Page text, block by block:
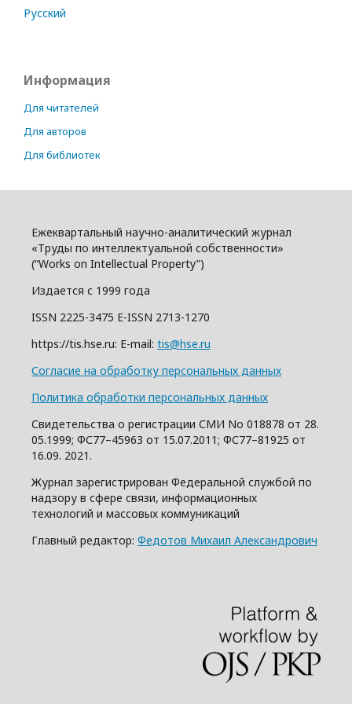
Русский
Информация
Для читателей
Для авторов
Для библиотек
Ежеквартальный научно-аналитический журнал
«Труды по интеллектуальной собственности»
(“Works on Intellectual Property”)
Издается с 1999 года
ISSN 2225-3475 E-ISSN 2713-1270
https://tis.hse.ru: E-mail: tis@hse.ru
Согласие на обработку персональных данных
Политика обработки персональных данных
Свидетельства о регистрации СМИ No 018878 от 28.
05.1999; ФС77–45963 от 15.07.2011; ФС77–81925 от
16.09. 2021.
Журнал зарегистрирован Федеральной службой по
надзору в сфере связи, информационных
технологий и массовых коммуникаций
Главный редактор: Федотов Михаил Александрович